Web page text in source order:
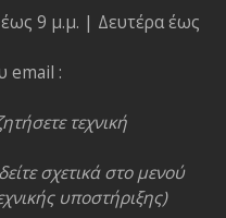
9 μ.μ. | Δευτέρα έως
email :
τεχνική
σχετικά στο μενού
υποστήριξης)